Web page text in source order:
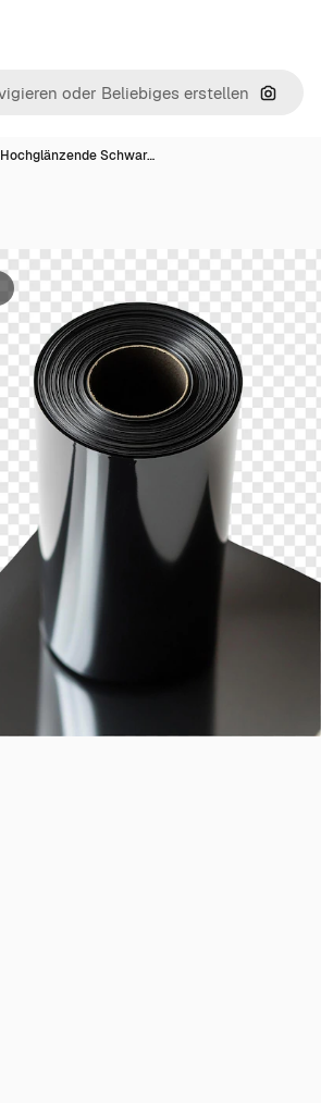
Nach
Hochglänzende Schwar…